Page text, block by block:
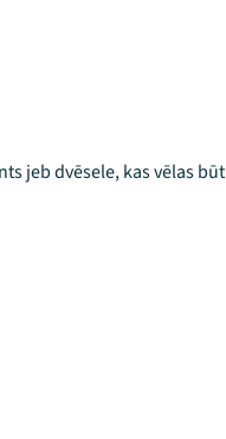
jeb dvēsele, kas vēlas būt